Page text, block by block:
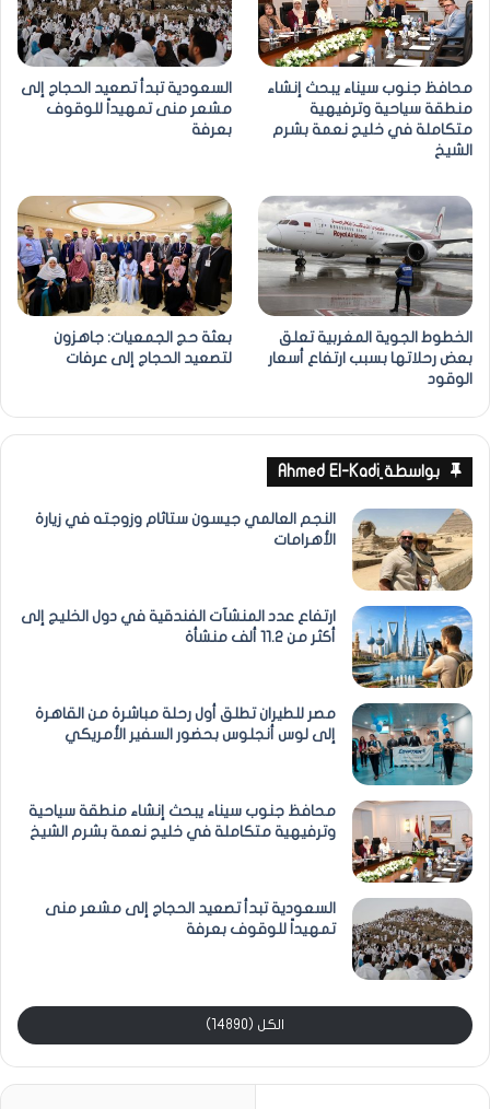
محافظ جنوب سيناء يبحث إنشاء
منطقة سياحية وترفيهية
متكاملة في خليج نعمة بشرم
الشيخ
السعودية تبدأ تصعيد الحجاج إلى
مشعر منى تمهيداً للوقوف
بعرفة
الخطوط الجوية المغربية تعلق
بعض رحلاتها بسبب ارتفاع أسعار
الوقود
بعثة حج الجمعيات: جاهزون
لتصعيد الحجاج إلى عرفات
بواسطة ِAhmed El-Kadi
النجم العالمي جيسون ستاثام وزوجته في زيارة
الأهرامات
ارتفاع عدد المنشآت الفندقية في دول الخليج إلى
أكثر من 11.2 ألف منشأة
مصر للطيران تطلق أول رحلة مباشرة من القاهرة
إلى لوس أنجلوس بحضور السفير الأمريكي
محافظ جنوب سيناء يبحث إنشاء منطقة سياحية
وترفيهية متكاملة في خليج نعمة بشرم الشيخ
السعودية تبدأ تصعيد الحجاج إلى مشعر منى
تمهيداً للوقوف بعرفة
الكل (14890)